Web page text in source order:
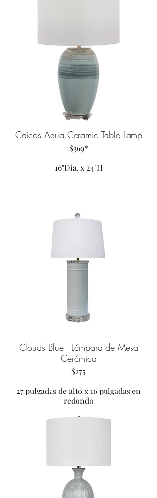
Caicos Aqua Ceramic Table Lamp
$369*
16"Dia. x 24"H
Clouds Blue - Lámpara de Mesa
Cerámica
$275
27 pulgadas de alto x 16 pulgadas en
redondo